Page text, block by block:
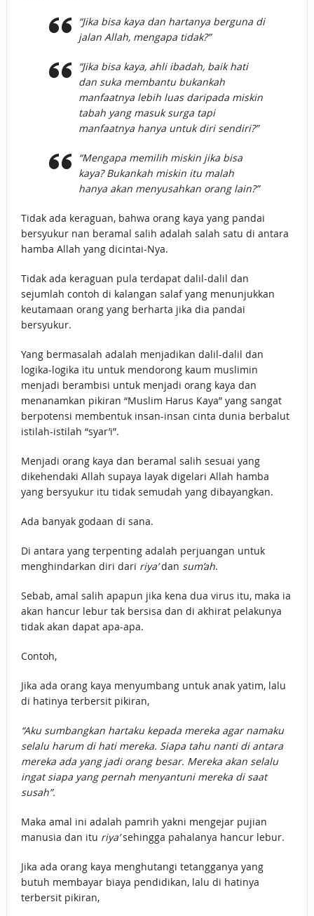
“Jika bisa kaya dan hartanya berguna di
jalan Allah, mengapa tidak?”
“Jika bisa kaya, ahli ibadah, baik hati
dan suka membantu bukankah
manfaatnya lebih luas daripada miskin
tabah yang masuk surga tapi
manfaatnya hanya untuk diri sendiri?”
“Mengapa memilih miskin jika bisa
kaya? Bukankah miskin itu malah
hanya akan menyusahkan orang lain?”
Tidak ada keraguan, bahwa orang kaya yang pandai
bersyukur nan beramal salih adalah salah satu di antara
hamba Allah yang dicintai-Nya.
Tidak ada keraguan pula terdapat dalil-dalil dan
sejumlah contoh di kalangan salaf yang menunjukkan
keutamaan orang yang berharta jika dia pandai
bersyukur.
Yang bermasalah adalah menjadikan dalil-dalil dan
logika-logika itu untuk mendorong kaum muslimin
menjadi berambisi untuk menjadi orang kaya dan
menanamkan pikiran “Muslim Harus Kaya” yang sangat
berpotensi membentuk insan-insan cinta dunia berbalut
istilah-istilah “syar’i”.
Menjadi orang kaya dan beramal salih sesuai yang
dikehendaki Allah supaya layak digelari Allah hamba
yang bersyukur itu tidak semudah yang dibayangkan.
Ada banyak godaan di sana.
Di antara yang terpenting adalah perjuangan untuk
menghindarkan diri dari riya’dan sum’ah.
Sebab, amal salih apapun jika kena dua virus itu, maka ia
akan hancur lebur tak bersisa dan di akhirat pelakunya
tidak akan dapat apa-apa.
Contoh,
Jika ada orang kaya menyumbang untuk anak yatim, lalu
di hatinya terbersit pikiran,
“Aku sumbangkan hartaku kepada mereka agar namaku
selalu harum di hati mereka. Siapa tahu nanti di antara
mereka ada yang jadi orang besar. Mereka akan selalu
ingat siapa yang pernah menyantuni mereka di saat
susah”.
Maka amal ini adalah pamrih yakni mengejar pujian
manusia dan itu riya’sehingga pahalanya hancur lebur.
Jika ada orang kaya menghutangi tetangganya yang
butuh membayar biaya pendidikan, lalu di hatinya
terbersit pikiran,